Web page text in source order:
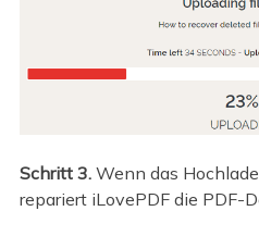
Schritt 3.Wenn das
repariert iLovePDF die PDF-